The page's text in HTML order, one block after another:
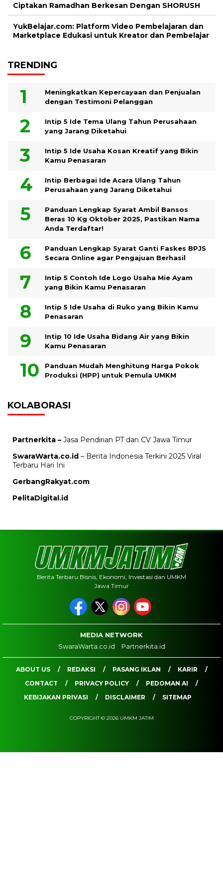
Ciptakan Ramadhan Berkesan Dengan SHORUSH
YukBelajar.com: Platform Video Pembelajaran dan
Marketplace Edukasi untuk Kreator dan Pembelajar
TRENDING
Meningkatkan Kepercayaan dan Penjualan
dengan Testimoni Pelanggan
Intip 5 Ide Tema Ulang Tahun Perusahaan
yang Jarang Diketahui
Intip 5 Ide Usaha Kosan Kreatif yang Bikin
Kamu Penasaran
Intip Berbagai Ide Acara Ulang Tahun
Perusahaan yang Jarang Diketahui
Panduan Lengkap Syarat Ambil Bansos
Beras 10 Kg Oktober 2025, Pastikan Nama
Anda Terdaftar!
Panduan Lengkap Syarat Ganti Faskes BPJS
Secara Online agar Pengajuan Berhasil
Intip 5 Contoh Ide Logo Usaha Mie Ayam
yang Bikin Kamu Penasaran
Intip 5 Ide Usaha di Ruko yang Bikin Kamu
Penasaran
Intip 10 Ide Usaha Bidang Air yang Bikin
Kamu Penasaran
Panduan Mudah Menghitung Harga Pokok
Produksi (HPP) untuk Pemula UMKM
KOLABORASI
Partnerkita – Jasa Pendirian PT dan CV Jawa Timur
SwaraWarta.co.id – Berita Indonesia Terkini 2025 Viral
Terbaru Hari Ini
GerbangRakyat.com
PelitaDigital.id
Berita Terbaru Bisnis, Ekonomi, Investasi dan UMKM
Jawa Timur
MEDIA NETWORK
SwaraWarta.co.id
Partnerkita.id
ABOUT US REDAKSI PASANG IKLAN
KARIR
CONTACT
PRIVACY POLICY
PEDOMAN AI
KEBIJAKAN PRIVASI
DISCLAIMER SITEMAP
COPYRIGHT © 2026 UMKM JATIM